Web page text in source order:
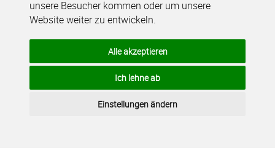
unsere Besucher kommen oder um unsere
Website weiter zu entwickeln.
Alle akzeptieren
Ich lehne ab
Einstellungen ändern